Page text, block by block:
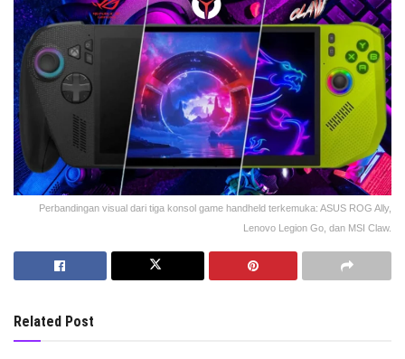
Perbandingan visual dari tiga konsol game handheld terkemuka: ASUS ROG Ally,
Lenovo Legion Go, dan MSI Claw.
Related Post